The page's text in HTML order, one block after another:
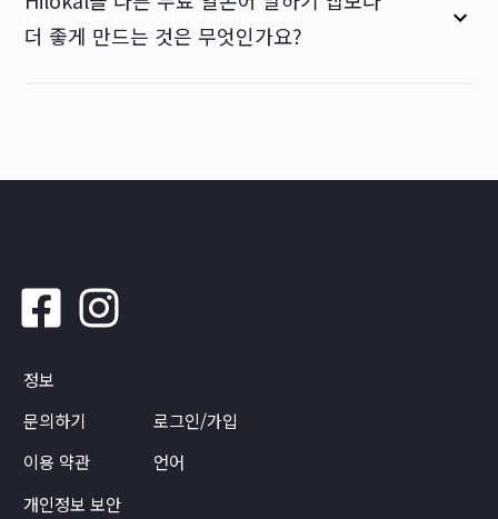
더 좋게 만드는 것은 무엇인가요?
정보
문의하기
이용 약관
개인정보 보안
로그인/가입
언어